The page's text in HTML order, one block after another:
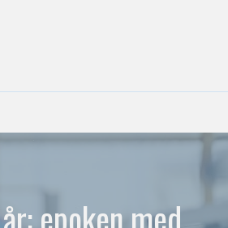
epoken med